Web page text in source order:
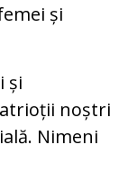
și
și
noștri
Nimeni